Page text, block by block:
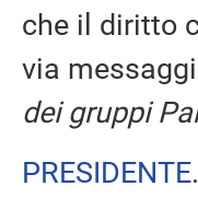
che il diritto
via
dei gruppi
PRESIDENTE